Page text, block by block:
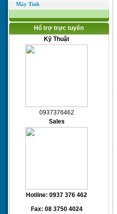
Máy Tính
Hổ trợ trực tuyến
Kỹ Thuật
0937376462
Sales
Hotline: 0937 376 462
Fax: 08 3750 4024